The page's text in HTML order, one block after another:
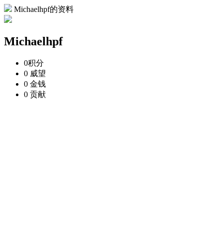
Michaelhpf的资料
Michaelhpf
0积分
0 威望
0 金钱
0 贡献